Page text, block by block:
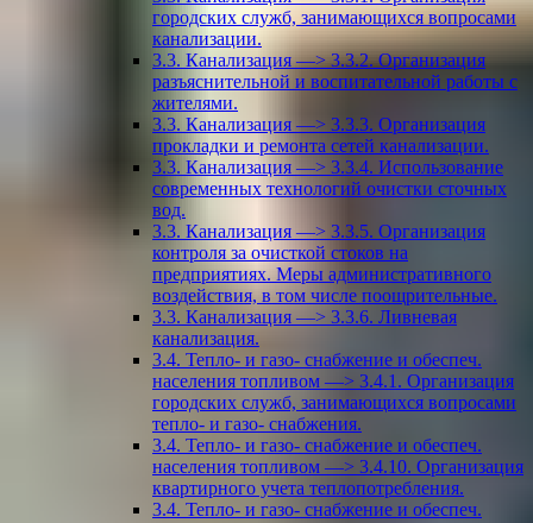
городских служб, занимающихся вопросами
канализации.
3.3. Канализация —> 3.3.2. Организация
разъяснительной и воспитательной работы с
жителями.
3.3. Канализация —> 3.3.3. Организация
прокладки и ремонта сетей канализации.
3.3. Канализация —> 3.3.4. Использование
современных технологий очистки сточных
вод.
3.3. Канализация —> 3.3.5. Организация
контроля за очисткой стоков на
предприятиях. Меры административного
воздействия, в том числе поощрительные.
3.3. Канализация —> 3.3.6. Ливневая
канализация.
3.4. Тепло- и газо- снабжение и обеспеч.
населения топливом —> 3.4.1. Организация
городских служб, занимающихся вопросами
тепло- и газо- снабжения.
3.4. Тепло- и газо- снабжение и обеспеч.
населения топливом —> 3.4.10. Организация
квартирного учета теплопотребления.
3.4. Тепло- и газо- снабжение и обеспеч.